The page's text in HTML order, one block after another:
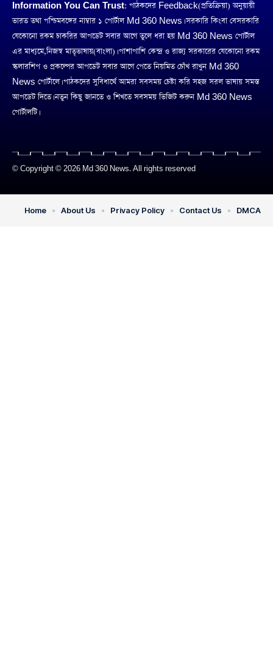
Information You Can Trust: পাঠকদের Feedback(প্রতিক্রিয়া) অনুয়ায়ী
ভারত তথা পশ্চিমবঙ্গের নাম্বার ১ পোর্টাল Md 360 News। সরকারি কিংবা বেসরকারি
যেকোনো রকম চাকরির আপডেট সবার আগে তুলে ধরা হয় Md 360 News পোর্টাল
এর মাধ্যমে,নিজস্ব মাতৃভাষায়(বাংলা)। পাশাপাশি কেন্দ্র ও রাজ্য সরকারের যেকোনো রকম
স্কলারশিপ ও প্রকল্পের আপডেট সবার আগে পেতে নিয়মিত চোঁখ রাখুন Md 360
News পোর্টালে। পাঠকদের সুবিধার্থে আমরা সবসময় চেষ্টা করি সহজ সরল ভাষায় সমস্ত
আপডেট দিতে। নতুন কিছু জানতে ও শিখতে সবসময় ভিজিট করুন Md 360 News
পোর্টালটি।
© Copyright © 2026 Md 360 News. All rights reserved
Home About Us Privacy Policy Contact Us DMCA